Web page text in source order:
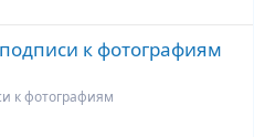
к фотографиям
к фотографиям